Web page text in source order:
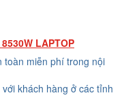
LAPTOP
toàn miễn phí trong nội
khách hàng ở các tỉnh